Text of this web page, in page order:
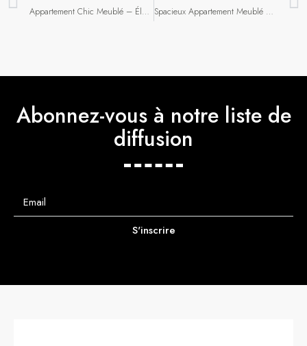
Appartement Chic Meublé – Élégance & Confort Absolu ALL222126 Spacieux Appartement Meublé – Emplacement Central ALL222326.
Abonnez-vous à notre liste de
diffusion
S'inscrire